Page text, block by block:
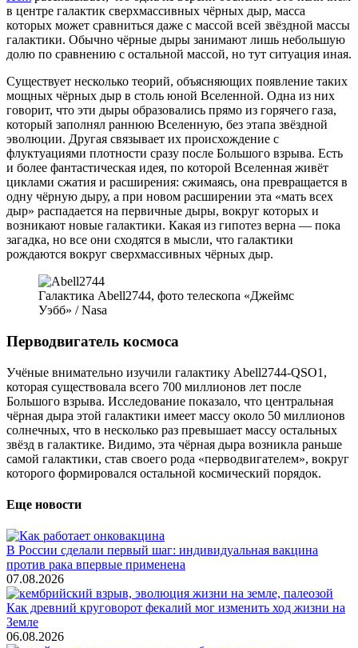
в центре галактик сверхмассивных чёрных дыр, масса
которых может сравниться даже с массой всей звёздной массы
галактики. Обычно чёрные дыры занимают лишь небольшую
долю по сравнению с остальной массой, но тут ситуация иная.
Существует несколько теорий, объясняющих появление таких
мощных чёрных дыр в столь юной Вселенной. Одна из них
говорит, что эти дыры образовались прямо из горячего газа,
который заполнял раннюю Вселенную, без этапа звёздной
эволюции. Другая связывает их происхождение с
флуктуациями плотности сразу после Большого взрыва. Есть
и более фантастическая идея, по которой Вселенная живёт
циклами сжатия и расширения: сжимаясь, она превращается в
одну чёрную дыру, а при новом расширении эта «мать всех
дыр» распадается на первичные дыры, вокруг которых и
возникают новые галактики. Какая из гипотез верна — пока
загадка, но все они сходятся в мысли, что галактики
рождаются вокруг сверхмассивных чёрных дыр.
Галактика Abell2744, фото телескопа «Джеймс
Уэбб» / Nasa
Перводвигатель космоса
Учёные внимательно изучили галактику Abell2744-QSO1,
которая существовала всего 700 миллионов лет после
Большого взрыва. Исследование показало, что центральная
чёрная дыра этой галактики имеет массу около 50 миллионов
солнечных, что в несколько раз превышает массу остальных
звёзд в галактике. Видимо, эта чёрная дыра возникла раньше
самой галактики, став своего рода «перводвигателем», вокруг
которого формировался остальной космический порядок.
Еще новости
В России сделали первый шаг: индивидуальная вакцина
против рака впервые применена
07.08.2026
Как древний круговорот фекалий мог изменить ход жизни на
Земле
06.08.2026